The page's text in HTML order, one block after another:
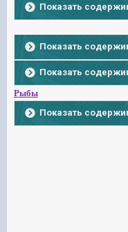
Показать
Показать
Показать
Рыбы
Показать